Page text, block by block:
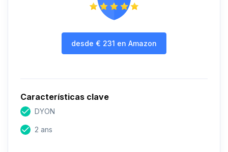
desde € 231 en Amazon
Características clave
DYON
2 ans